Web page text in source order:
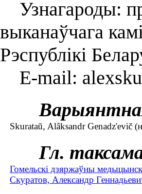
Узнагароды:
выканаўчага
Рэспублікі
E-mail:
Skurataŭ, Alâksandr Genadz'evič
Гл.
Гомельскі дзяржаўны
Скуратов, Александр